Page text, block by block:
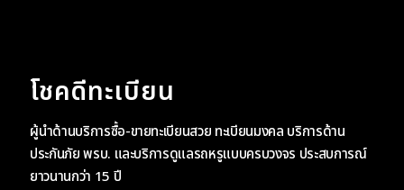
โชคดีทะเบียน
ผู้นำด้านบริการซื้อ-ขายทะเบียนสวย ทะเบียนมงคล บริการด้าน
ประกันภัย พรบ. และบริการดูแลรถหรูแบบครบวงจร ประสบการณ์
ยาวนานกว่า 15 ปี